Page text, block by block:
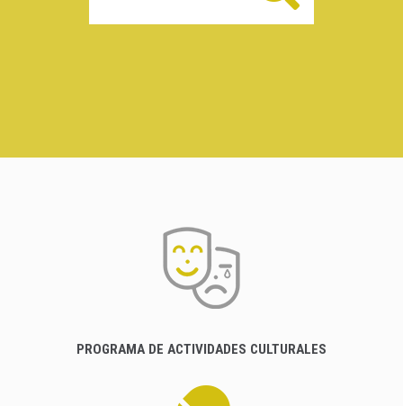
PROGRAMA DE ACTIVIDADES CULTURALES